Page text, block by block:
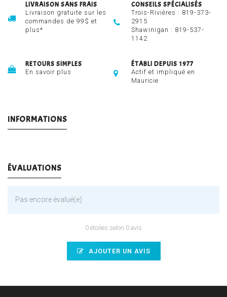
LIVRAISON SANS FRAIS
Livraison gratuite sur les
commandes de 99$ et
plus*
CONSEILS SPÉCIALISÉS
Trois-Rivières : 819-373-
2915
Shawinigan : 819-537-
1142
RETOURS SIMPLES
En savoir plus
ÉTABLI DEPUIS 1977
Actif et impliqué en
Mauricie
INFORMATIONS
ÉVALUATIONS
Pas encore évalué(e)
0 étoiles selon 0 avis
AJOUTER UN AVIS